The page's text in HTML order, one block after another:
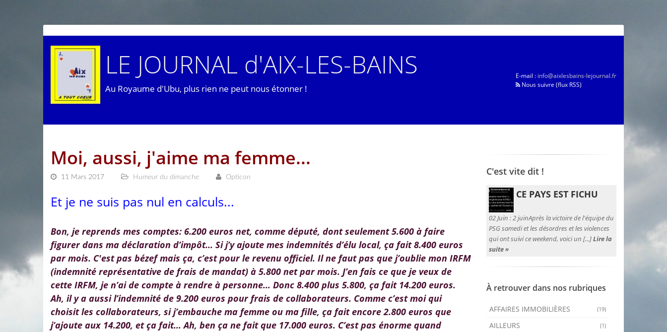
LE JOURNAL d'AIX-LES-BAINS
Au Royaume d'Ubu, plus rien ne peut nous étonner !
E-mail : info@aixlesbains-lejournal.fr
Nous suivre (flux RSS)
Moi, aussi, j'aime ma femme...
11 Mars 2017 Humeur du dimanche Opticon
Et je ne suis pas nul en calculs...
Bon, je reprends mes comptes: 6.200 euros net, comme député, dont seulement 5.600 à faire
figurer dans ma déclaration d’impôt... Si j’y ajoute mes indemnités d’élu local, ça fait 8.400 euros
par mois. C'est pas bézef mais ça, c’est pour le revenu officiel. Il ne faut pas que j’oublie mon IRFM
(indemnité représentative de frais de mandat) à 5.800 net par mois. J’en fais ce que je veux de
cette IRFM, je n’ai de compte à rendre à personne... Donc 8.400 plus 5.800, ça fait 14.200 euros.
Ah, il y a aussi l’indemnité de 9.200 euros pour frais de collaborateurs. Comme c’est moi qui
choisit les collaborateurs, si j’embauche ma femme ou ma fille, ça fait encore 2.800 euros que
j’ajoute aux 14.200, et ça fait... Ah, ben ça ne fait que 17.000 euros. C’est pas énorme quand
C'est vite dit !
CE PAYS EST FICHU
02 Juin :2 juinAprès la victoire de l'équipe du
PSG samedi et les désordres et les violences
qui ont suivi ce weekend, voici un [...]Lire la
suite »
À retrouver dans nos rubriques
(19)
AFFAIRES IMMOBILIÈRES
(1)
AILLEURS